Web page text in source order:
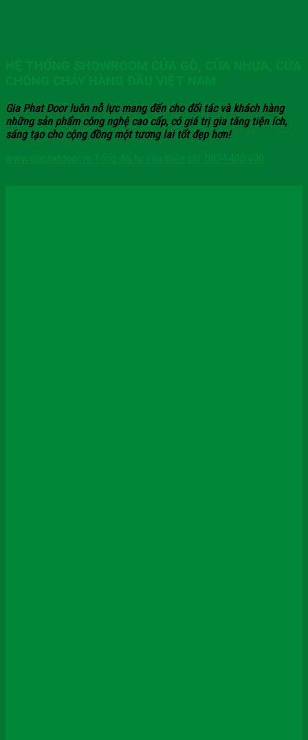
Gia Phat Door luôn nỗ lực mang đến cho đối tác và khách hàng
những sản phẩm công nghệ cao cấp, có giá trị gia tăng tiện ích,
sáng tạo cho cộng đồng một tương lai tốt đẹp hơn!